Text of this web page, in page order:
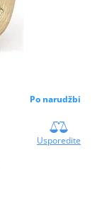
Po narudžbi
Usporedite